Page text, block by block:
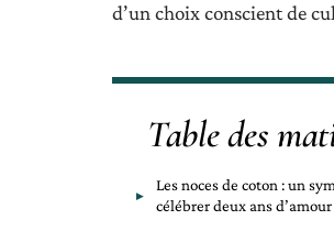
d’un choix conscient de
Table des
Les noces de coton : un
célébrer deux ans d’amour